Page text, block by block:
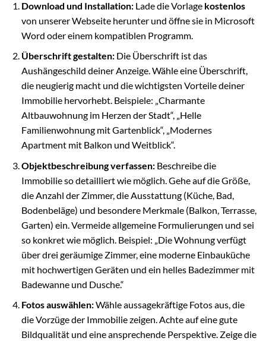
Download und Installation:Lade die Vorlage kostenlos
von unserer Webseite herunter und öffne sie in Microsoft
Word oder einem kompatiblen Programm.
Überschrift gestalten:Die Überschrift ist das
Aushängeschild deiner Anzeige. Wähle eine Überschrift,
die neugierig macht und die wichtigsten Vorteile deiner
Immobilie hervorhebt. Beispiele: „Charmante
Altbauwohnung im Herzen der Stadt“, „Helle
Familienwohnung mit Gartenblick“, „Modernes
Apartment mit Balkon und Weitblick“.
Objektbeschreibung verfassen:Beschreibe die
Immobilie so detailliert wie möglich. Gehe auf die Größe,
die Anzahl der Zimmer, die Ausstattung (Küche, Bad,
Bodenbeläge) und besondere Merkmale (Balkon, Terrasse,
Garten) ein. Vermeide allgemeine Formulierungen und sei
so konkret wie möglich. Beispiel: „Die Wohnung verfügt
über drei geräumige Zimmer, eine moderne Einbauküche
mit hochwertigen Geräten und ein helles Badezimmer mit
Badewanne und Dusche.“
Fotos auswählen:Wähle aussagekräftige Fotos aus, die
die Vorzüge der Immobilie zeigen. Achte auf eine gute
Bildqualität und eine ansprechende Perspektive. Zeige die